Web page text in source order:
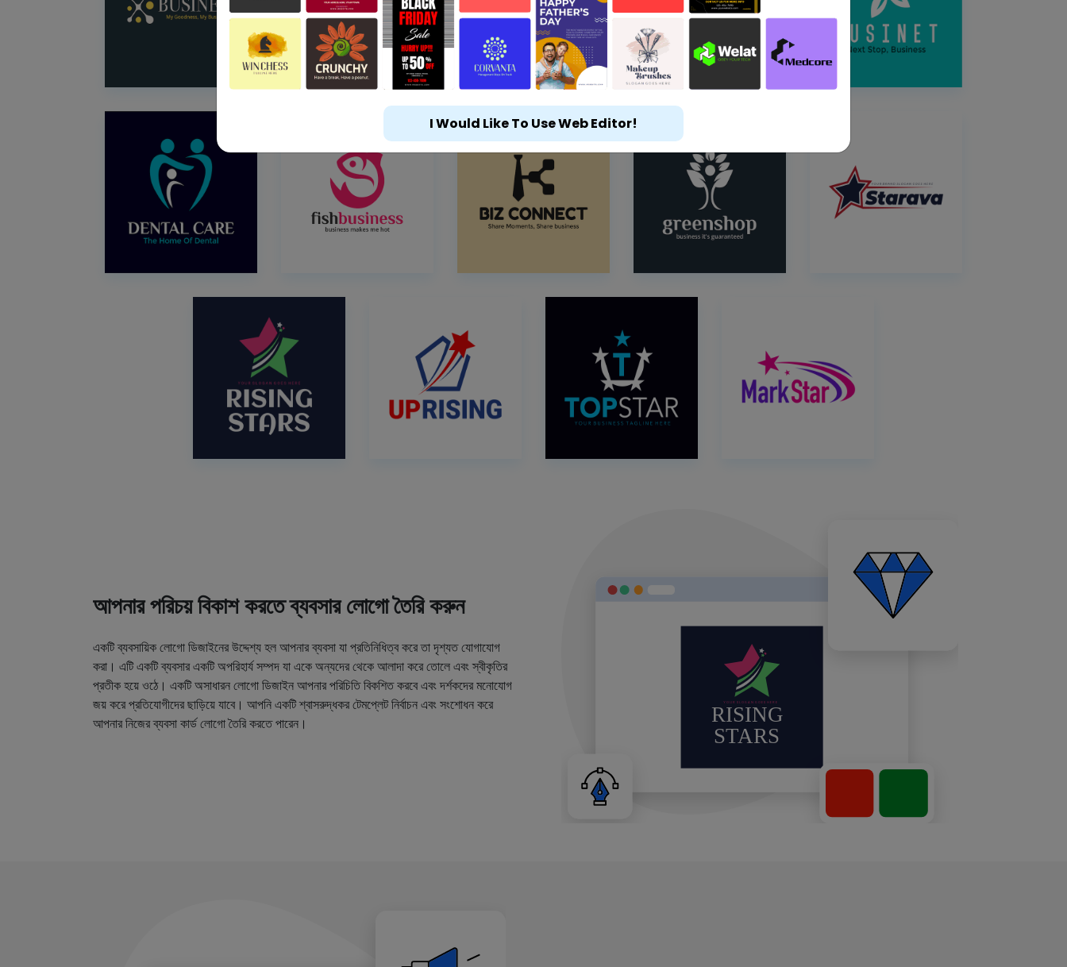
আপনার পরিচয় বিকাশ করতে ব্যবসার লোগো তৈরি করুন
একটি ব্যবসায়িক লোগো ডিজাইনের উদ্দেশ্য হল আপনার ব্যবসা যা প্রতিনিধিত্ব করে তা দৃশ্যত যোগাযোগ
করা। এটি একটি ব্যবসার একটি অপরিহার্য সম্পদ যা একে অন্যদের থেকে আলাদা করে তোলে এবং স্বীকৃতির
প্রতীক হয়ে ওঠে। একটি অসাধারন লোগো ডিজাইন আপনার পরিচিতি বিকশিত করবে এবং দর্শকদের মনোযোগ
জয় করে প্রতিযোগীদের ছাড়িয়ে যাবে। আপনি একটি শ্বাসরুদ্ধকর টেমপ্লেট নির্বাচন এবং সংশোধন করে
আপনার নিজের ব্যবসা কার্ড লোগো তৈরি করতে পারেন।
I Would Like To Use Web Editor!